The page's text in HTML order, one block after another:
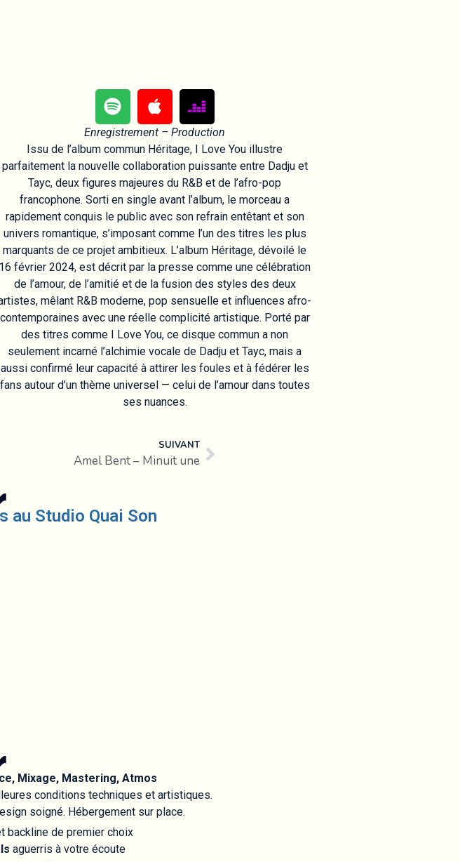
Enregistrement – Production
Issu de l’album commun Héritage, I Love You illustre
parfaitement la nouvelle collaboration puissante entre Dadju et
Tayc, deux figures majeures du R&B et de l’afro-pop
francophone. Sorti en single avant l’album, le morceau a
rapidement conquis le public avec son refrain entêtant et son
univers romantique, s’imposant comme l’un des titres les plus
marquants de ce projet ambitieux. L’album Héritage, dévoilé le
16 février 2024, est décrit par la presse comme une célébration
de l’amour, de l’amitié et de la fusion des styles des deux
mêlant R&B moderne, pop sensuelle et influences afro-
contemporaines avec une réelle complicité artistique. Porté par
des titres comme I Love You, ce disque commun a non
seulement incarné l’alchimie vocale de Dadju et Tayc, mais a
aussi confirmé leur capacité à attirer les foules et à fédérer les
fans autour d’un thème universel — celui de l’amour dans toutes
ses nuances.
SUIVANT
Amel Bent – Minuit une
au Studio Quai Son
Mixage, Mastering, Atmos
conditions techniques et artistiques.
soigné. Hébergement sur place.
backline de premier choix
aguerris à votre écoute